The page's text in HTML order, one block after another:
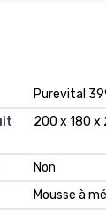
‎Purevital
‎200 x 180 x
‎Non
‎Mousse à